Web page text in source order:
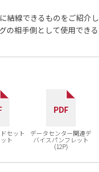
結線できるものをご紹介し
の相手側として使用できる
セット
ト
データセンター関連デ
バイスパンフレット
(12P)